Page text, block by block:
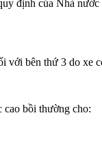
định của Nhà
với bên thứ 3 do xe
cao bồi thường cho: